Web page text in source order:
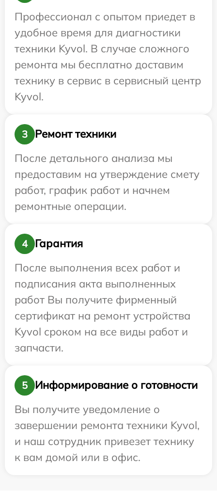
Профессионал с опытом приедет в
удобное время для диагностики
техники Kyvol. В случае сложного
ремонта мы бесплатно доставим
технику в сервис в сервисный центр
Kyvol.
3
Ремонт техники
После детального анализа мы
предоставим на утверждение смету
работ, график работ и начнем
ремонтные операции.
4
Гарантия
После выполнения всех работ и
подписания акта выполненных
работ Вы получите фирменный
сертификат на ремонт устройства
Kyvol сроком на все виды работ и
запчасти.
5
Информирование о готовности
Вы получите уведомление о
завершении ремонта техники Kyvol,
и наш сотрудник привезет технику
к вам домой или в офис.